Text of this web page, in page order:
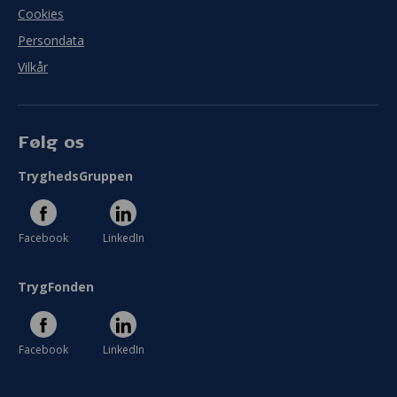
Cookies
Persondata
Vilkår
Følg os
TryghedsGruppen
Facebook LinkedIn
TrygFonden
Facebook LinkedIn